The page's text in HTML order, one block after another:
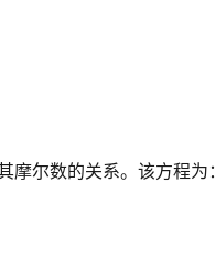
尔数的关系。该方程为：